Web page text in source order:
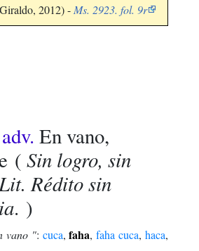
2012) - Ms. 2923. fol. 9r
En vano,
( Sin logro, sin
Rédito sin
. )
vano ": cuca,faha,faha cuca,haca,